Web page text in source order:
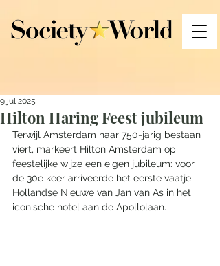
Hilton Haring Feest jubileum
9 jul 2025
Terwijl Amsterdam haar 750-jarig bestaan
viert, markeert Hilton Amsterdam op
feestelijke wijze een eigen jubileum: voor
de 30e keer arriveerde het eerste vaatje
Hollandse Nieuwe van Jan van As in het
iconische hotel aan de Apollolaan.